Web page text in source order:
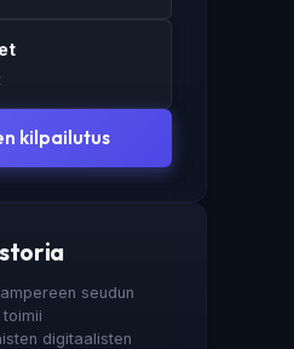
kilpailutus
seudun
digitaalisten